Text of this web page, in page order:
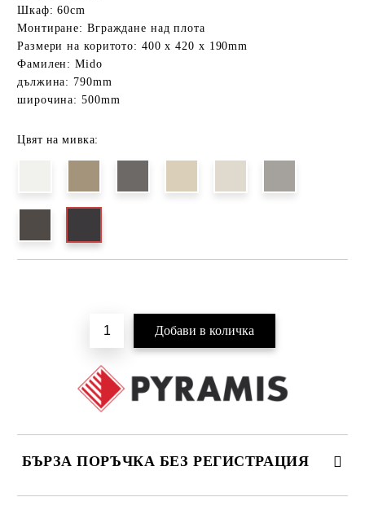
Шкаф: 60cm
Монтиране: Вграждане над плота
Размери на коритото: 400 x 420 x 190mm
Фамилен: Mido
дължина: 790mm
широчина: 500mm
Цвят на мивка:
БЪРЗА ПОРЪЧКА БЕЗ РЕГИСТРАЦИЯ